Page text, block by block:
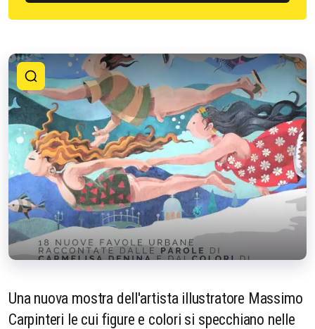
Una nuova mostra dell'artista illustratore Massimo
Carpinteri le cui figure e colori si specchiano nelle